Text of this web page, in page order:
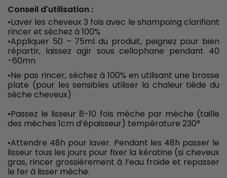
Conseil d'utilisation :
•Laver les cheveux 3 fois avec le shampoing clarifiant
rincer et séchez à 100%
•Appliquer 50 – 75ml du produit, peignez pour bien
répartir, laissez agir sous cellophane pendant 40
-60mn
•Ne pas rincer, séchez à 100% en utilisant une brosse
plate (pour les sensibles utiliser la chaleur tiède du
sèche cheveux)
•Passez le lisseur 8-10 fois mèche par mèche (taille
des mèches 1cm d’épaisseur) température 230°
•Attendre 48h pour laver. Pendant les 48h passer le
lisseur tous les jours pour fixer la kératine (si cheveux
gras, rincer grossièrement à l’eau froide et repasser
le fer à lisser mèche.